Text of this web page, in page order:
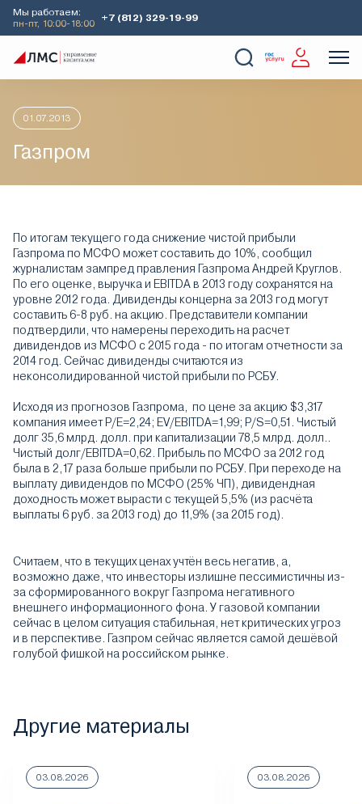
Мы работаем:
пн-пт, 10:00-18:00
+7 (812) 329-19-99
Главная Аналитика
01.07.2013
Газпром
По итогам текущего года снижение чистой прибыли
Газпрома по МСФО может составить до 10%, сообщил
журналистам зампред правления Газпрома Андрей Круглов.
По его оценке, выручка и EBITDA в 2013 году сохранятся на
уровне 2012 года. Дивиденды концерна за 2013 год могут
составить 6-8 руб. на акцию. Представители компании
подтвердили, что намерены переходить на расчет
дивидендов из МСФО с 2015 года - по итогам отчетности за
2014 год. Сейчас дивиденды считаются из
неконсолидированной чистой прибыли по РСБУ.
Исходя из прогнозов Газпрома, по цене за акцию $3,317
компания имеет P/E=2,24; EV/EBITDA=1,99; P/S=0,51. Чистый
долг 35,6 млрд. долл. при капитализации 78,5 млрд. долл..
Чистый долг/EBITDA=0,62. Прибыль по МСФО за 2012 год
была в 2,17 раза больше прибыли по РСБУ. При переходе на
выплату дивидендов по МСФО (25% ЧП), дивидендная
доходность может вырасти с текущей 5,5% (из расчёта
выплаты 6 руб. за 2013 год) до 11,9% (за 2015 год).
Считаем, что в текущих ценах учтён весь негатив, а,
возможно даже, что инвесторы излишне пессимистичны из-
за сформированного вокруг Газпрома негативного
внешнего информационного фона. У газовой компании
сейчас в целом ситуация стабильная, нет критических угроз
и в перспективе. Газпром сейчас является самой дешёвой
голубой фишкой на российском рынке.
Другие материалы
03.08.2026 03.08.2026